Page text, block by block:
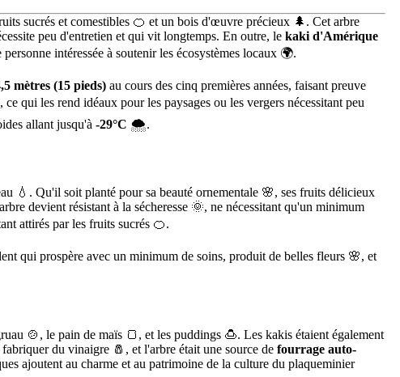
sucrés et comestibles 🍊 et un bois d'œuvre précieux 🌲. Cet arbre
peu d'entretien et qui vit longtemps. En outre, le kaki d'Amérique
intéressée à soutenir les écosystèmes locaux 🌍.
mètres (15 pieds) au cours des cinq premières années, faisant preuve
qui les rend idéaux pour les paysages ou les vergers nécessitant peu
allant jusqu'à -29°C 🌨️.
💧. Qu'il soit planté pour sa beauté ornementale 🌸, ses fruits délicieux
devient résistant à la sécheresse 🌞, ne nécessitant qu'un minimum
attirés par les fruits sucrés 🍊.
qui prospère avec un minimum de soins, produit de belles fleurs 🌸, et
🍲, le pain de maïs 🍞, et les puddings 🍮. Les kakis étaient également
du vinaigre 🧂, et l'arbre était une source de fourrage auto-
ajoutent au charme et au patrimoine de la culture du plaqueminier